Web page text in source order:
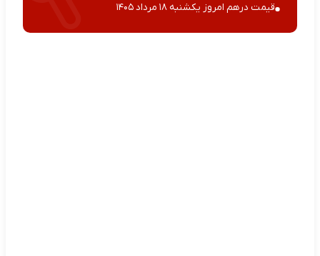
قیمت درهم امروز یکشنبه ۱۸ مرداد ۱۴۰۵